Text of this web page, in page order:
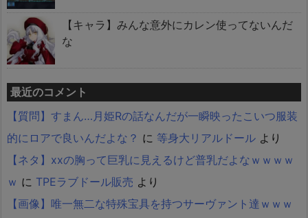
【キャラ】みんな意外にカレン使ってないんだ
な
最近のコメント
【質問】すまん…月姫Rの話なんだが一瞬映ったこいつ服装
的にロアで良いんだよな？ に 等身大リアルドール より
【ネタ】xxの胸って巨乳に見えるけど普乳だよなｗｗｗｗ
ｗ に TPEラブドール販売 より
【画像】唯一無二な特殊宝具を持つサーヴァント達ｗｗｗ